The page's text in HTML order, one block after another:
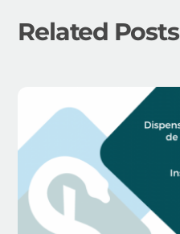
Related Posts